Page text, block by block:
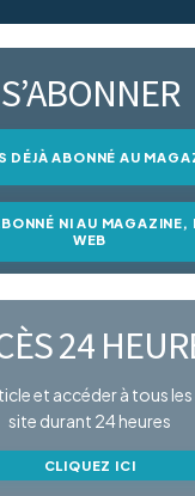
S’ABONNER
DÉJÀ ABONNÉ AU
NI AU MAGAZINE,
WEB
24
et accéder à tous
site durant 24 heures
CLIQUEZ ICI